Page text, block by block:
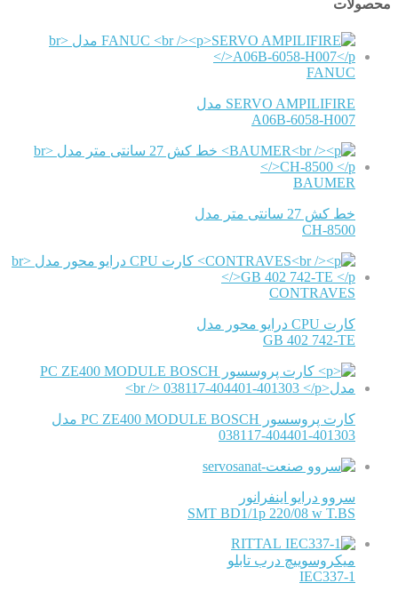
محصولات
FANUC
SERVO AMPILIFIRE مدل
A06B-6058-H007
BAUMER
خط کش 27 سانتی متر مدل
CH-8500
CONTRAVES
کارت CPU درایو محور مدل
GB 402 742-TE
کارت پروسسور PC ZE400 MODULE BOSCH مدل
038117-404401-401303
سروو درایو اینفرانور
SMT BD1/1p 220/08 w T.BS
RITTAL
میکروسوییچ درب تابلو
IEC337-1